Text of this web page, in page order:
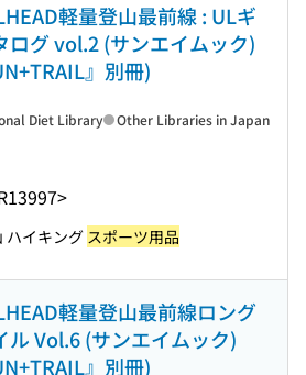
軽量登山最前線 : ULギ
ログ vol.2 (サンエイムック)
』別冊)
Diet Library Other Libraries in Japan
ハイキング スポーツ用品
軽量登山最前線ロング
ル Vol.6 (サンエイムック)
』別冊)